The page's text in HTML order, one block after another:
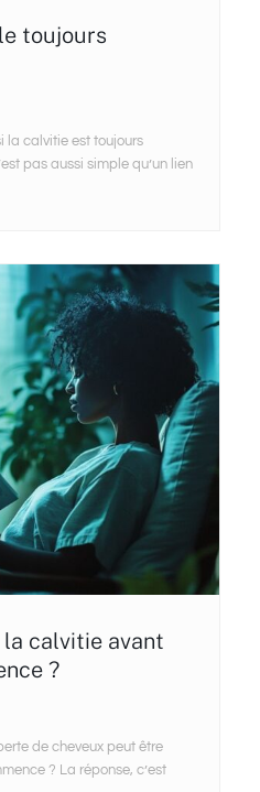
toujours
la calvitie est toujours
pas aussi simple qu’un lien
calvitie avant
?
de cheveux peut être
? La réponse, c’est